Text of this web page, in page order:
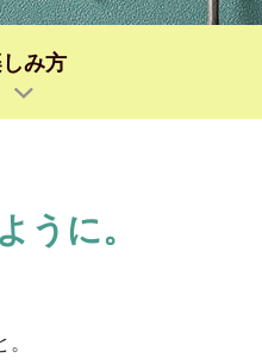
み方
うに。